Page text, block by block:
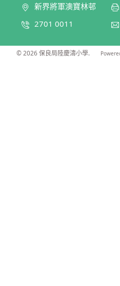
新界將軍澳寶林邨
2701 0011
© 2026保良局陸慶濤小學.